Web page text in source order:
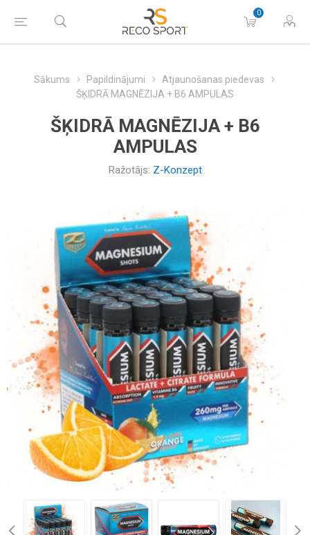
0
Sākums Papildinājumi
Atjaunošanas piedevas
ŠĶIDRĀ MAGNĒZIJA + B6 AMPULAS
ŠĶIDRĀ MAGNĒZIJA + B6
AMPULAS
Ražotājs: Z-Konzept